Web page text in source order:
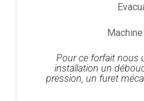
Pour ce forfait nous
installation un
pression, un furet